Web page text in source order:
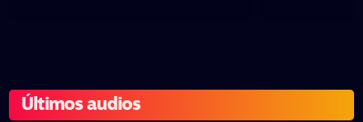
Últimos audios